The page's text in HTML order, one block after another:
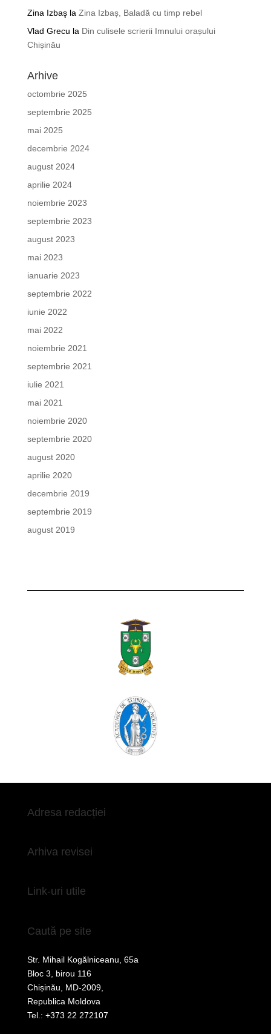
Zina Izbaşla Zina Izbaș, Baladă cu timp rebel
Vlad Grecu la Din culisele scrierii Imnului orașului
Chișinău
Arhive
octombrie 2025
septembrie 2025
mai 2025
decembrie 2024
august 2024
aprilie 2024
noiembrie 2023
septembrie 2023
august 2023
mai 2023
ianuarie 2023
septembrie 2022
iunie 2022
mai 2022
noiembrie 2021
septembrie 2021
iulie 2021
mai 2021
noiembrie 2020
septembrie 2020
august 2020
aprilie 2020
decembrie 2019
septembrie 2019
august 2019
Adresa redacției
Arhiva revisei
Link-uri utile
Caută pe site
Str. Mihail Kogălniceanu, 65a
Bloc 3, birou 116
Chișinău, MD-2009,
Republica Moldova
Tel.: +373 22 272107